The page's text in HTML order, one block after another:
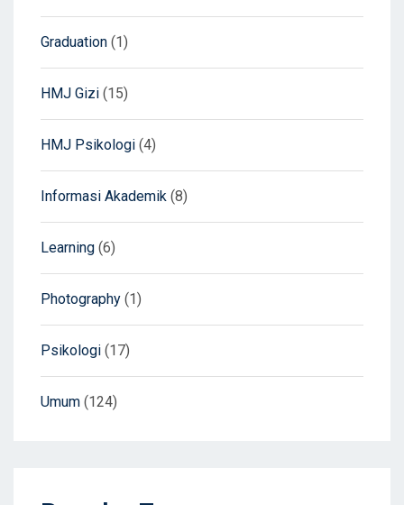
Graduation (1)
HMJ Gizi (15)
HMJ Psikologi (4)
Informasi Akademik (8)
Learning (6)
Photography (1)
Psikologi (17)
Umum (124)